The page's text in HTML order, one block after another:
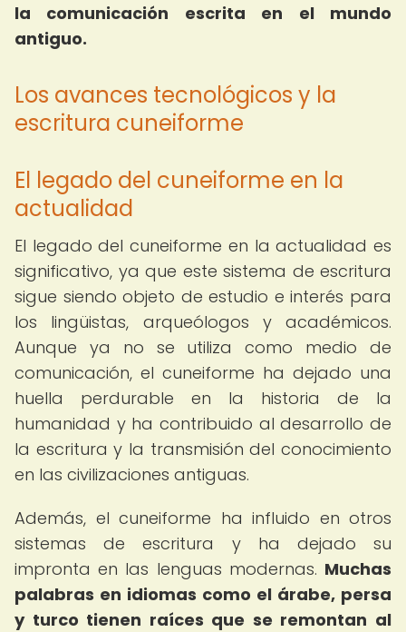
la comunicación escrita en el mundo
antiguo.
Los avances tecnológicos y la
escritura cuneiforme
El legado del cuneiforme en la
actualidad
El legado del cuneiforme en la actualidad es
significativo, ya que este sistema de escritura
sigue siendo objeto de estudio e interés para
los lingüistas, arqueólogos y académicos.
Aunque ya no se utiliza como medio de
comunicación, el cuneiforme ha dejado una
huella perdurable en la historia de la
humanidad y ha contribuido al desarrollo de
la escritura y la transmisión del conocimiento
en las civilizaciones antiguas.
Además, el cuneiforme ha influido en otros
sistemas de escritura y ha dejado su
impronta en las lenguas modernas. Muchas
palabras en idiomas como el árabe, persa
y turco tienen raíces que se remontan al